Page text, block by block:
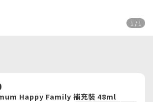
1 / 1
Happy Family 補充裝 48ml